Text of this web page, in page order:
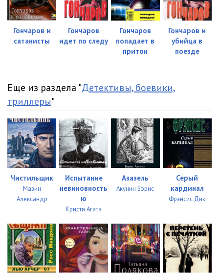
Гончаров и
сатанисты
Гончаров
идет по следу
Гончаров
попадает в
притон
Гончаров и
убийца в
поезде
Еще из раздела "Детективы, боевики,
триллеры"
Чистильщик
Мазин
Александр
Испытание
невиновность
ю
Кристи Агата
Азазель
Акунин Борис
Серый
кардинал
Фрэнсис Дик